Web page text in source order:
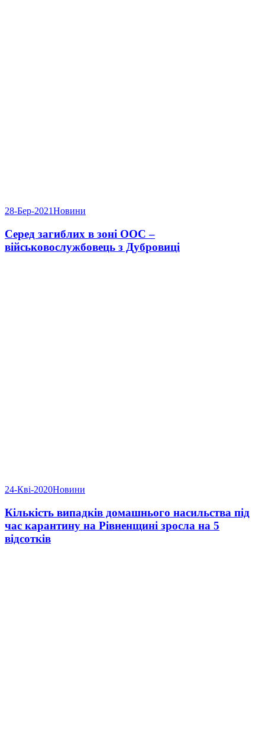
28-Бер-2021Новини
Серед загиблих в зоні ООС –
військовослужбовець з Дубровиці
24-Кві-2020Новини
Кількість випадків домашнього насильства під
час карантину на Рівненщині зросла на 5
відсотків